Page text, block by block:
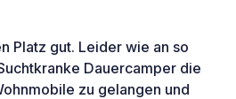
Platz gut. Leider wie an so
Dauercamper die
zu gelangen und